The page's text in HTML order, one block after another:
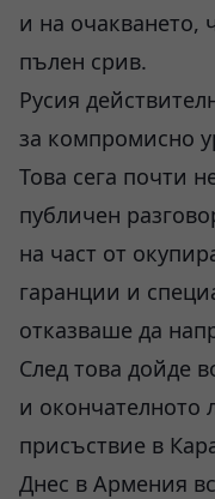
и на очакването,
пълен срив.
Русия
за компромисно
Това сега почти
публичен
на част от
гаранции и
отказваше да
След това дойде
и окончателното
присъствие в
Днес в Армения